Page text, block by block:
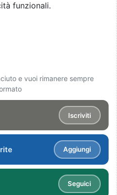
funzionali.
e vuoi rimanere sempre
Iscriviti
Aggiungi
Seguici